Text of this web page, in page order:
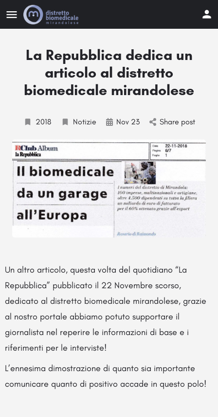
La Repubblica dedica un
articolo al distretto
biomedicale mirandolese
2018 Notizie Nov 23 Share post
Un altro articolo, questa volta del quotidiano “La
Repubblica” pubblicato il 22 Novembre scorso,
dedicato al distretto biomedicale mirandolese, grazie
al nostro portale abbiamo potuto supportare il
giornalista nel reperire le informazioni di base e i
riferimenti per le interviste!
L’ennesima dimostrazione di quanto sia importante
comunicare quanto di positivo accade in questo polo!